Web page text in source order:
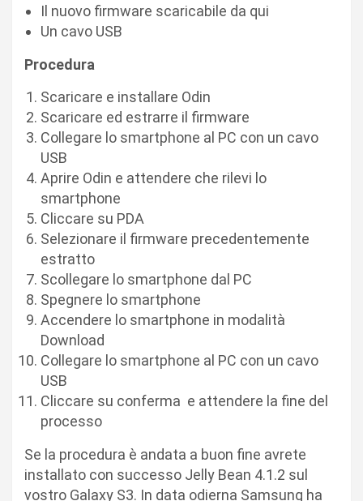
Il nuovo firmware scaricabile da qui
Un cavo USB
Procedura
Scaricare e installare Odin
Scaricare ed estrarre il firmware
Collegare lo smartphone al PC con un cavo
USB
Aprire Odin e attendere che rilevi lo
smartphone
Cliccare su PDA
Selezionare il firmware precedentemente
estratto
Scollegare lo smartphone dal PC
Spegnere lo smartphone
Accendere lo smartphone in modalità
Download
Collegare lo smartphone al PC con un cavo
USB
Cliccare su conferma e attendere la fine del
processo
Se la procedura è andata a buon fine avrete
installato con successo Jelly Bean 4.1.2 sul
vostro Galaxy S3. In data odierna Samsung ha